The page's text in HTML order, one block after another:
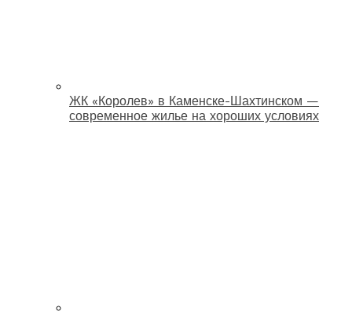
ЖК «Королев» в Каменске-Шахтинском —
современное жилье на хороших условиях